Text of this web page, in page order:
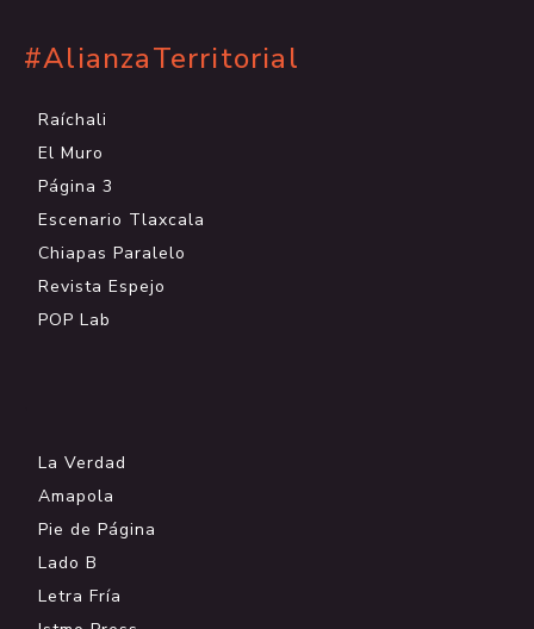
#AlianzaTerritorial
Raíchali
El Muro
Página 3
Escenario Tlaxcala
Chiapas Paralelo
Revista Espejo
POP Lab
La Verdad
Amapola
Pie de Página
Lado B
Letra Fría